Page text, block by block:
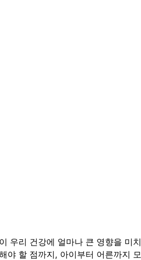
우리 건강에 얼마나 큰 영향을 미치
야 할 점까지, 아이부터 어른까지 모